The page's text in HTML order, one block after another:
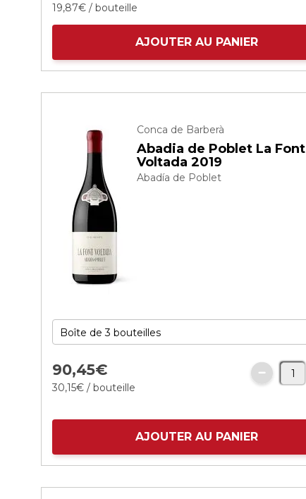
19,87€ / bouteille
AJOUTER AU PANIER
Conca de Barberà
Abadia de Poblet La Font
Voltada 2019
Abadía de Poblet
90,45€
30,15€ / bouteille
AJOUTER AU PANIER